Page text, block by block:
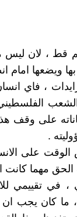
قط ، لان ليس
ويضعها امام
، فاي
على وقف
.
على
الحق مهما كانت
لي ، في
، ما كان يجب